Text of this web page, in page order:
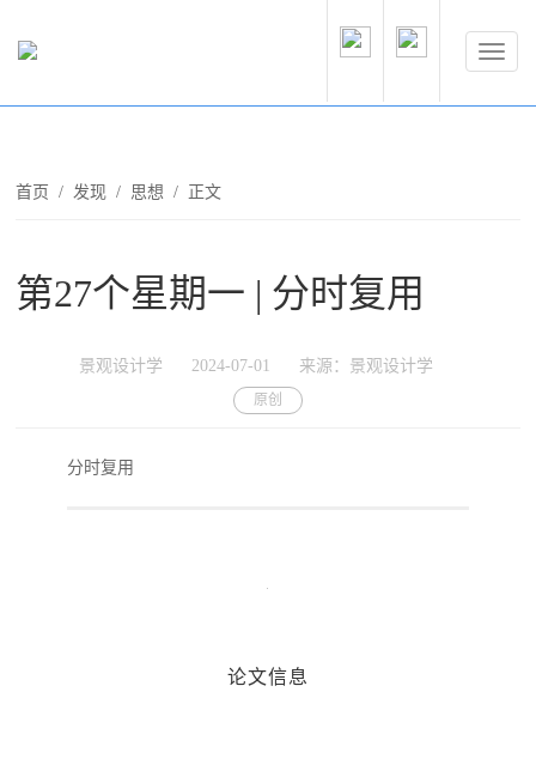
首页 /发现 / 思想 / 正文
第27个星期一 | 分时复用
景观设计学 2024-07-01 来源：景观设计学
原创
分时复用
论文信息